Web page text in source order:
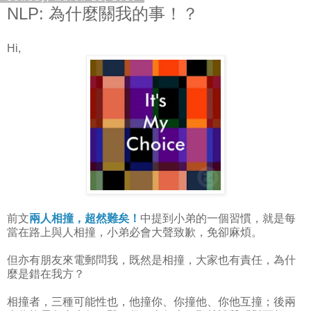
NLP: 為什麼關我的事！？
Hi,
前文兩人相撞，超然難矣！ 中提到小弟的一個習慣，就是每
當在路上與人相撞，小弟必會大聲致歉，免卻麻煩。
但亦有朋友來電郵問我，既然是相撞，大家也有責任，為什
麼是錯在我方？
相撞者，三種可能性也，他撞你、你撞他、你他互撞；後兩